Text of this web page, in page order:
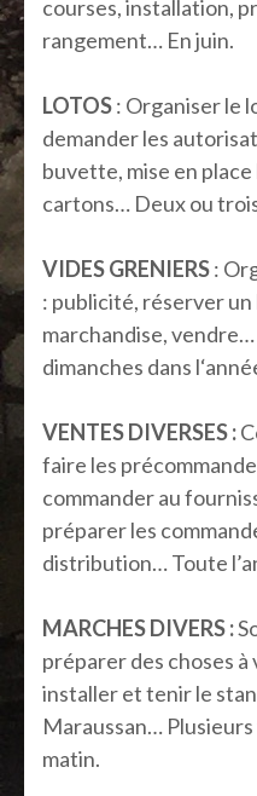
courses, installation,
rangement… En juin.
LOTOS: Organiser le
demander les
buvette, mise en
cartons… Deux ou
VIDES GRENIERS:
: publicité, réserver
marchandise,
dimanches dans
VENTES DIVERSES :
faire les
commander au
préparer les
distribution… Toute
MARCHES DIVERS :
préparer des choses
installer et tenir le
Maraussan… Plusieurs
matin.